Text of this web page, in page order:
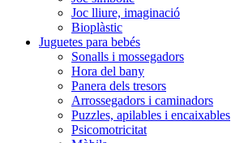
Joc lliure, imaginació
Bioplàstic
Juguetes para bebés
Sonalls i mossegadors
Hora del bany
Panera dels tresors
Arrossegadors i caminadors
Puzzles, apilables i encaixables
Psicomotricitat